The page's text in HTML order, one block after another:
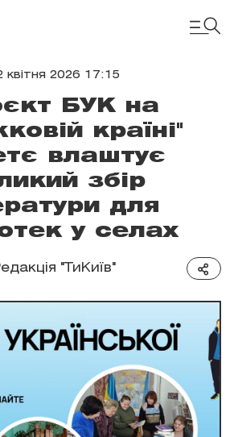
квітня 2026 17:15
БУК на
країні"
влаштує
збір
для
у селах
"ТиКиїв"